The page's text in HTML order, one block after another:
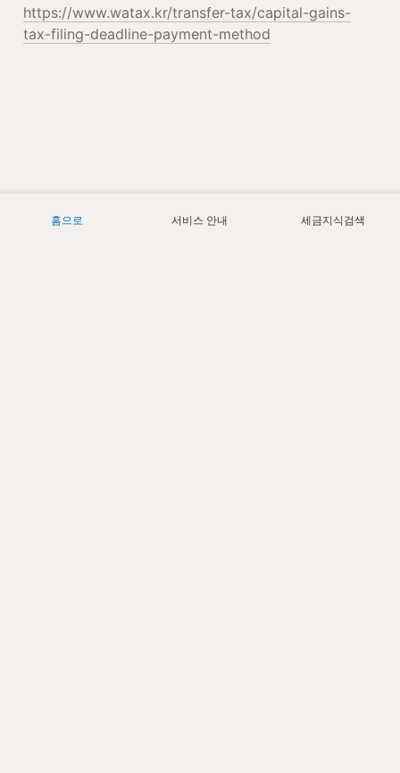
https://www.watax.kr/transfer-tax/capital-gains-
tax-filing-deadline-payment-method
홈으로 서비스 안내 세금지식검색